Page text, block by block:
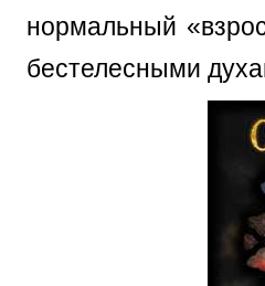
нормальный
бестелесными